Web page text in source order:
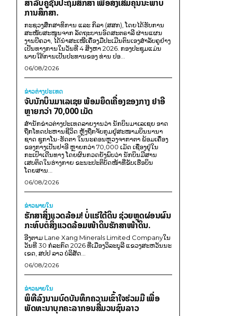
ສຳລັບຄູຊັ້ນປະຖົມສຶກສາ ເພື່ອສົ່ງເສີມຄຸນນະພາບ
ການສຶກສາ.
ກະຊວງສຶກສາທິການ ແລະ ກິລາ (ສສກ), ໂດຍໄດ້ຮັບການ
ສະໜັບສະໜູນຈາກ ລັດຖະບານອົດສະຕຣາລີ ຜ່ານແຜນ
ງານບີຄວາ, ໄດ້ນຳສະເໜີເຄື່ອງມືປະເມີນຕົນເອງສຳລັບຄູຢ່າງ
ເປັນທາງການໃນວັນທີ 4 ສິງຫາ 2026. ກອງປະຊຸມແມ່ນ
ພາຍໃຕ້ການເປັນປະທານຂອງ ທ່ານ ປອ...
06/08/2026
ຂ່າວຕ່າງປະເທດ
ຈັບນັກບິນມາເລເຊຍ ພ້ອມຍຶດເຄື່ອງຂອງກາງ ຢາອີ
ຫຼາຍກວ່າ 70,000 ເມັດ
ສຳນັກຂ່າວຕ່າງປະເທດລາຍງານວ່າ ນັກບິນມາເລເຊຍ ອາດ
ຖືກໂທດປະຫານຊີວິດ ຫຼັງຖືກຈັບກຸມຢູ່ສະໜາມບິນນານາ
ຊາດ ຊູກາໂນ-ຮັດຕາ ໃນນະຄອນຫຼວງຈາກາຕາ ພ້ອມເຄື່ອງ
ຂອງກາງເປັນຢາອີ ຫຼາຍກວ່າ 70,000 ເມັດ ເຊື່ອງຢູ່ໃນ
ກະເປົາເດີນທາງ ໂດຍຜົນກວດຍັງພົບວ່າ ນັກບິນມີສານ
ເສບຕິດໃນຮ່າງກາຍ ຂະນະປະຕິບັດໜ້າທີ່ຂັບເຮືອບິນ
ໂດຍສານ...
06/08/2026
ຂ່າວພາຍ​ໃນ
ຮັກສາສິ່ງແວດລ້ອມ! ບໍ່ແຮ່ໃຕ້ດິນ ຊ່ວຍຫຼຸດຜ່ອນຜົນ
ກະທົບຕໍ່ສິ່ງແວດລ້ອມໜ້າດິນຮັກສາໜ້າດິນ.
ອີງຕາມ Lane Xang Minerals Limited Companyໃນ
ວັນທີ 30 ກໍລະກົດ 2026 ທີ່ເມືອງວິລະບູລີ ແຂວງສະຫວັນນະ
ເຂດ, ສປປ ລາວ ບໍລິສັດ...
06/08/2026
ຂ່າວພາຍ​ໃນ
ພິທີລົງນາມບົດບັນທຶກຄວາມເຂົ້າໃຈຮ່ວມມື ເພື່ອ
ພັດທະນາບຸກຄະລາກອນສື່ມວນຊົນລາວ